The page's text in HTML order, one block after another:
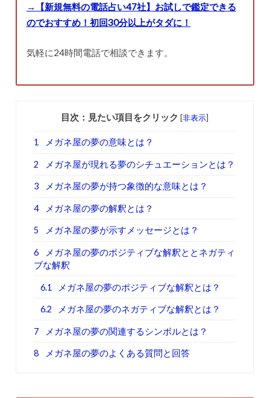
→【新規無料の電話占い47社】お試しで鑑定できる
のでおすすめ！初回30分以上がタダに！
気軽に24時間電話で相談できます。
目次：見たい項目をクリック [非表示]
1 メガネ屋の夢の意味とは？
2 メガネ屋が現れる夢のシチュエーションとは？
3 メガネ屋の夢が持つ象徴的な意味とは？
4 メガネ屋の夢の解釈とは？
5 メガネ屋の夢が示すメッセージとは？
6
メガネ屋の夢のポジティブな解釈ととネガティ
ブな解釈
6.1 メガネ屋の夢のポジティブな解釈とは？
6.2 メガネ屋の夢のネガティブな解釈とは？
7 メガネ屋の夢の関連するシンボルとは？
8 メガネ屋の夢のよくある質問と回答